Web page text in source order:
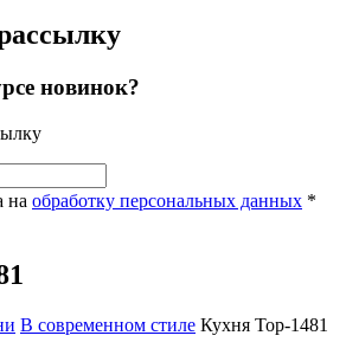
новинок?
на обработку персональных данных *
В современном стиле Кухня Top-1481